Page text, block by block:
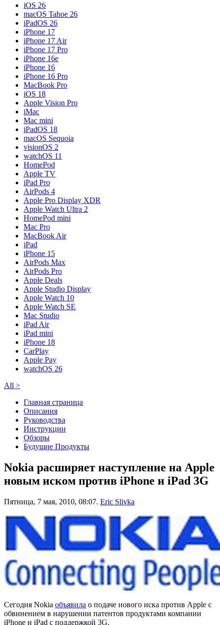
iOS 26
macOS Tahoe 26
iPadOS 26
iPhone 17
iPhone 17 Air
iPhone 17 Pro
iPhone 16e
iPhone 16
iPhone 16 Pro
MacBook Pro
iOS 18
Apple Vision Pro
iMac
Mac mini
iPadOS 18
macOS Sequoia
visionOS 2
watchOS 11
HomePod
Apple TV
iPad Pro
AirPods 4
Apple Pro Display XDR
Apple Watch Ultra 2
HomePod mini
Mac Pro
MacBook Air
iPad
iPhone 15
AirPods Max
AirPods Pro
Apple Deals
Apple Studio Display
Apple Watch 10
Apple Watch SE
Mac Studio
iPad Air
iPad mini
iPhone 18
CarPlay
Apple Pay
watchOS 26
All >
Главная страница
Описания
Руководства
Инструкции
Обзоры
Будущие Продукты
Nokia расширяет наступление на Apple
новым иском против iPhone и iPad 3G
Пятница, 7 мая, 2010, 08:07. Eric Slivka
Сегодня Nokia объявила о подаче нового иска против Apple с
обвинением в нарушении патентов продуктами компании
iPhone и iPad с поддержкой 3G.